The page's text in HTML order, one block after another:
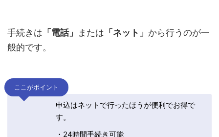
手続きは 「電話」 または 「ネット」 から行うのが一
般的です。
ここがポイント
申込はネットで行ったほうが便利でお得で
す。
・24時間手続き可能